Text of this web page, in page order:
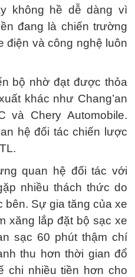
không hề dễ dàng vì
đang là chiến trường
điện và công nghệ luôn
bộ nhờ đạt được thỏa
khác như Chang’an
và Chery Automobile.
hệ đối tác chiến lược
quan hệ đối tác với
nhiều thách thức do
bên. Sự gia tăng của xe
xăng lắp đặt bộ sạc xe
sạc 60 phút thậm chí
thu hơn thời gian đổ
chi nhiều tiền hơn cho